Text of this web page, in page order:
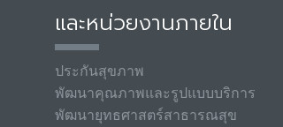
และหน่วยงานภายใน
ประกันสุขภาพ
พัฒนาคุณภาพและรูปแบบบริการ
พัฒนายุทธศาสตร์สาธารณสุข